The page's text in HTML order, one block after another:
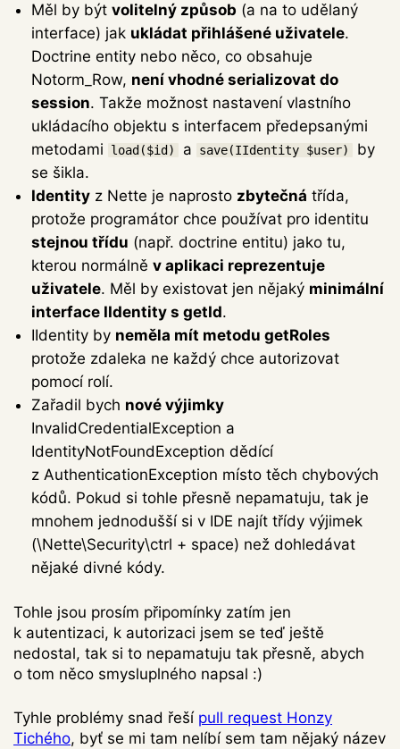
Měl by být volitelný způsob (a na to udělaný
interface) jak ukládat přihlášené uživatele.
Doctrine entity nebo něco, co obsahuje
Notorm_Row, není vhodné serializovat do
session. Takže možnost nastavení vlastního
ukládacího objektu s interfacem předepsanými
metodami
load($id) a save(IIdentity $user)
by
se šikla.
Identity z Nette je naprosto zbytečná třída,
protože programátor chce používat pro identitu
stejnou třídu (např. doctrine entitu) jako tu,
kterou normálně v aplikaci reprezentuje
uživatele. Měl by existovat jen nějaký minimální
interface IIdentity s getId.
IIdentity by neměla mít metodu getRoles
protože zdaleka ne každý chce autorizovat
pomocí rolí.
Zařadil bych nové výjimky
InvalidCredentialException a
IdentityNotFoundException dědící
z AuthenticationException místo těch chybových
kódů. Pokud si tohle přesně nepamatuju, tak je
mnohem jednodušší si v IDE najít třídy výjimek
(\Nette\Security\ctrl + space) než dohledávat
nějaké divné kódy.
Tohle jsou prosím připomínky zatím jen
k autentizaci, k autorizaci jsem se teď ještě
nedostal, tak si to nepamatuju tak přesně, abych
o tom něco smysluplného napsal :)
Tyhle problémy snad řeší pull request Honzy
Tichého, byť se mi tam nelíbí sem tam nějaký název